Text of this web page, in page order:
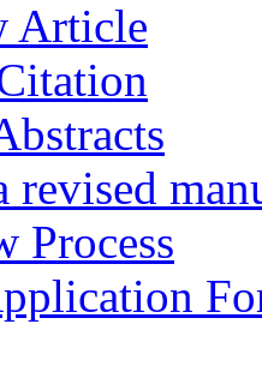
Article
revised
Process